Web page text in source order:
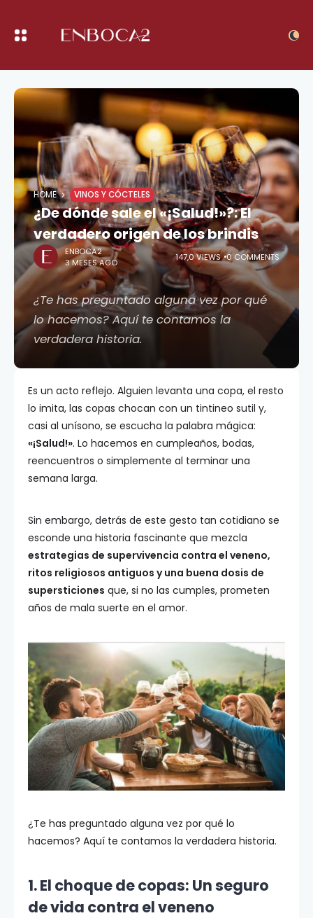
HOME VINOS Y CÓCTELES
¿De dónde sale el «¡Salud!»?: El
verdadero origen de los brindis
ENBOCA2
3 MESES AGO
147,0 VIEWS 0 COMMENTS
¿Te has preguntado alguna vez por qué
lo hacemos? Aquí te contamos la
verdadera historia.
Es un acto reflejo. Alguien levanta una copa, el resto
lo imita, las copas chocan con un tintineo sutil y,
casi al unísono, se escucha la palabra mágica:
«¡Salud!». Lo hacemos en cumpleaños, bodas,
reencuentros o simplemente al terminar una
semana larga.
Sin embargo, detrás de este gesto tan cotidiano se
esconde una historia fascinante que mezcla
estrategias de supervivencia contra el veneno,
ritos religiosos antiguos y una buena dosis de
supersticiones que, si no las cumples, prometen
años de mala suerte en el amor.
¿Te has preguntado alguna vez por qué lo
hacemos? Aquí te contamos la verdadera historia.
1. El choque de copas: Un seguro
de vida contra el veneno